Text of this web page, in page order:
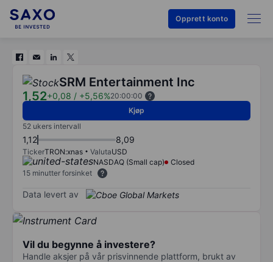
Opprett konto
SRM Entertainment Inc
1,52+0,08 / +5,56%20:00:00
Kjøp
52 ukers intervall
1,12 8,09
TickerTRON:xnas ValutaUSD
NASDAQ (Small cap)
Closed
15 minutter forsinket
Data levert av
Vil du begynne å investere?
Handle aksjer på vår prisvinnende plattform, brukt av